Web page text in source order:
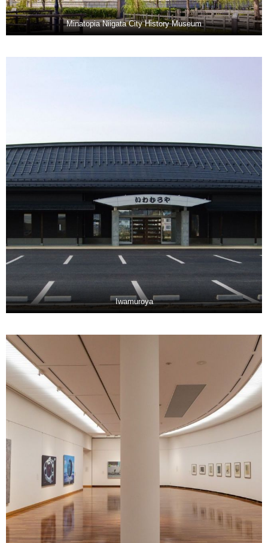
Minatopia Niigata City History Museum
Iwamuroya